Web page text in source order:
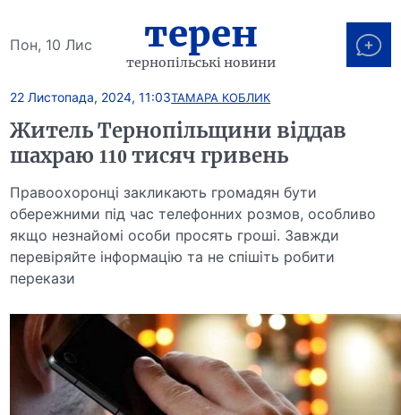
Пон, 10 Лис терен
тернопільські новини
22 Листопада, 2024, 11:03ТАМАРА КОБЛИК
Житель Тернопільщини віддав
шахраю 110 тисяч гривень
Правоохоронці закликають громадян бути
обережними під час телефонних розмов, особливо
якщо незнайомі особи просять гроші. Завжди
перевіряйте інформацію та не спішіть робити
перекази